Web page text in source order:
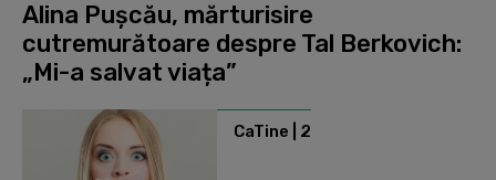
Alina Pușcău, mărturisire
cutremurătoare despre Tal Berkovich:
„Mi-a salvat viața”
CaTine | 2